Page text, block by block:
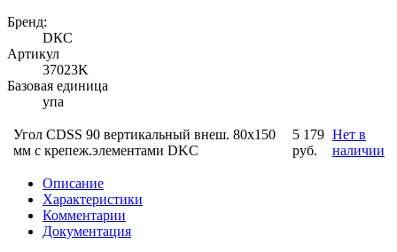
Бренд:
DКС
Артикул
37023K
Базовая единица
упа
Угол CDSS 90 вертикальный внеш. 80х150
мм с крепеж.элементами DKC
5 179
руб.
Нет в
наличии
Описание
Характеристики
Комментарии
Документация